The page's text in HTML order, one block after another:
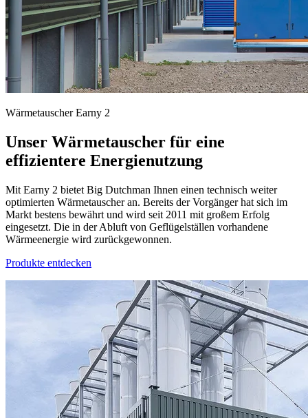
Wärmetauscher Earny 2
Unser Wärmetauscher für eine
effizientere Energienutzung
Mit Earny 2 bietet Big Dutchman Ihnen einen technisch weiter
optimierten Wärmetauscher an. Bereits der Vorgänger hat sich im
Markt bestens bewährt und wird seit 2011 mit großem Erfolg
eingesetzt. Die in der Abluft von Geflügelställen vorhandene
Wärmeenergie wird zurückgewonnen.
Produkte entdecken